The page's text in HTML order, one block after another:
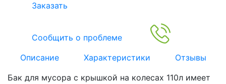
Заказать
Сообщить о проблеме
Описание
Характеристики
Отзывы
Бак для мусора с крышкой на колесах 110л имеет